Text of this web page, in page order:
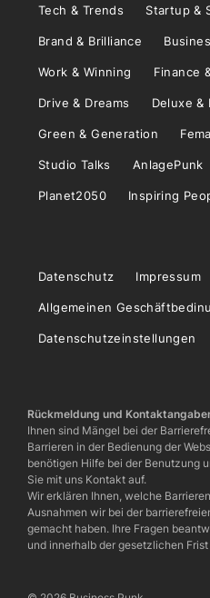
Tech & Trends Startup &
Brand & Brilliance
Work & Winning Finance
Drive & Dreams Deluxe &
Green & Generation
Studio Talks AnlagePunk
Planet2050 Inspiring
Datenschutz Impressum
Allgemeinen
Datenschutzeinstellungen
Rückmeldung und
Ihnen sind Mängel bei der
Barrieren in der Bedienung der
benötigen Hilfe bei der Benutzung
Sie mit uns Kontakt auf.
Wir erklären Ihnen, welche
Ausnahmen wir bei der
gemacht haben. Ihre Fragen
und innerhalb der gesetzlichen